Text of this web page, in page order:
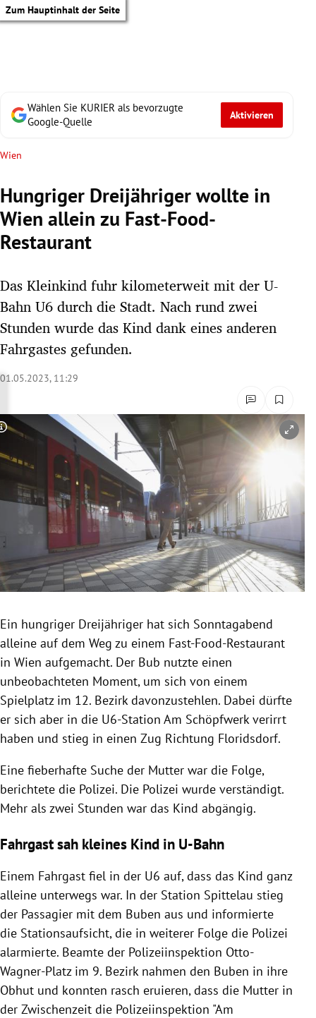
Zum Hauptinhalt der Seite
Untermenü
Untermenü
Untermenü
Untermenü
Untermenü
Untermenü
Wählen Sie KURIER als bevorzugte
Google-Quelle
Aktivieren
Wien
Hungriger Dreijähriger wollte in
Wien allein zu Fast-Food-
Restaurant
Das Kleinkind fuhr kilometerweit mit der U-
Bahn U6 durch die Stadt. Nach rund zwei
Stunden wurde das Kind dank eines anderen
Fahrgastes gefunden.
01.05.2023, 11:29
Copyright-Hinweis öffnen/schließen
Ein hungriger Dreijähriger hat sich Sonntagabend
alleine auf dem Weg zu einem Fast-Food-Restaurant
in Wien aufgemacht. Der Bub nutzte einen
unbeobachteten Moment, um sich von einem
Spielplatz im 12. Bezirk davonzustehlen. Dabei dürfte
er sich aber in die U6-Station Am Schöpfwerk verirrt
haben und stieg in einen Zug Richtung Floridsdorf.
Eine fieberhafte Suche der Mutter war die Folge,
berichtete die Polizei. Die Polizei wurde verständigt.
Mehr als zwei Stunden war das Kind abgängig.
Fahrgast sah kleines Kind in U-Bahn
Einem Fahrgast fiel in der U6 auf, dass das Kind ganz
alleine unterwegs war. In der Station Spittelau stieg
der Passagier mit dem Buben aus und informierte
die Stationsaufsicht, die in weiterer Folge die Polizei
alarmierte. Beamte der Polizeiinspektion Otto-
Wagner-Platz im 9. Bezirk nahmen den Buben in ihre
Obhut und konnten rasch eruieren, dass die Mutter in
der Zwischenzeit die Polizeiinspektion "Am